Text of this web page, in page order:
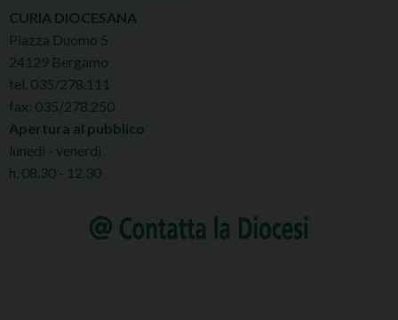
CURIA DIOCESANA
Piazza Duomo 5
24129 Bergamo
tel. 035/278.111
fax: 035/278.250
Apertura al pubblico
lunedì - venerdì
h. 08.30 - 12.30